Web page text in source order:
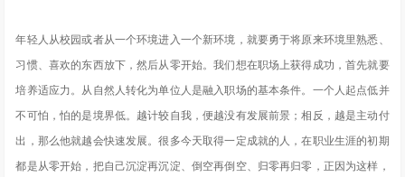
年轻人从校园或者从一个环境进入一个新环境，就要勇于将原来环境里熟悉、
习惯、喜欢的东西放下，然后从零开始。我们想在职场上获得成功，首先就要
培养适应力。从自然人转化为单位人是融入职场的基本条件。一个人起点低并
不可怕，怕的是境界低。越计较自我，便越没有发展前景；相反，越是主动付
出，那么他就越会快速发展。很多今天取得一定成就的人，在职业生涯的初期
都是从零开始，把自己沉淀再沉淀、倒空再倒空、归零再归零，正因为这样，